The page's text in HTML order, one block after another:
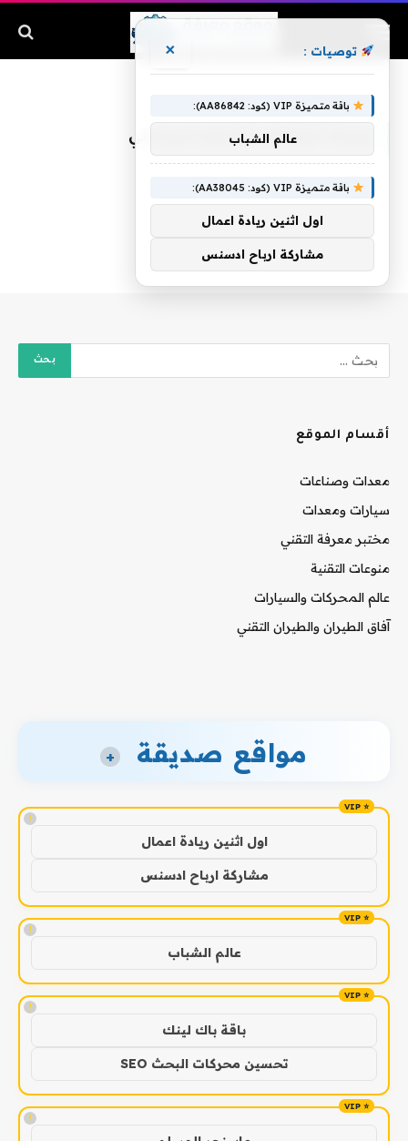
مباراة الزمالك والنجم الساحلي
أقسام الموقع
معدات وصناعات
سيارات ومعدات
مختبر معرفة التقني
منوعات التقنية
عالم المحركات والسيارات
آفاق الطيران والطيران التقني
مواقع صديقة +
!
اول اثنين ريادة اعمال
مشاركة ارباح ادسنس
!
عالم الشباب
!
باقة باك لينك
تحسين محركات البحث SEO
!
توصيات : ×
باقة متميزة VIP (كود: AA86842):
عالم الشباب
باقة متميزة VIP (كود: AA38045):
اول اثنين ريادة اعمال
مشاركة ارباح ادسنس